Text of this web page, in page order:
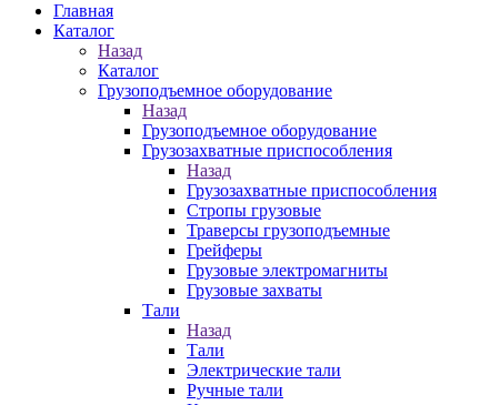
Главная
Каталог
Назад
Каталог
Грузоподъемное оборудование
Назад
Грузоподъемное оборудование
Грузозахватные приспособления
Назад
Грузозахватные приспособления
Стропы грузовые
Траверсы грузоподъемные
Грейферы
Грузовые электромагниты
Грузовые захваты
Тали
Назад
Тали
Электрические тали
Ручные тали